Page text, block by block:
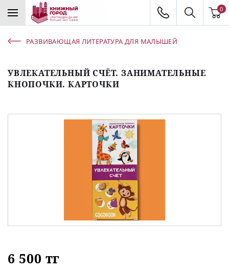
0
РАЗВИВАЮЩАЯ ЛИТЕРАТУРА ДЛЯ МАЛЫШЕЙ
УВЛЕКАТЕЛЬНЫЙ СЧЁТ. ЗАНИМАТЕЛЬНЫЕ
КНОПОЧКИ. КАРТОЧКИ
6 500 тг